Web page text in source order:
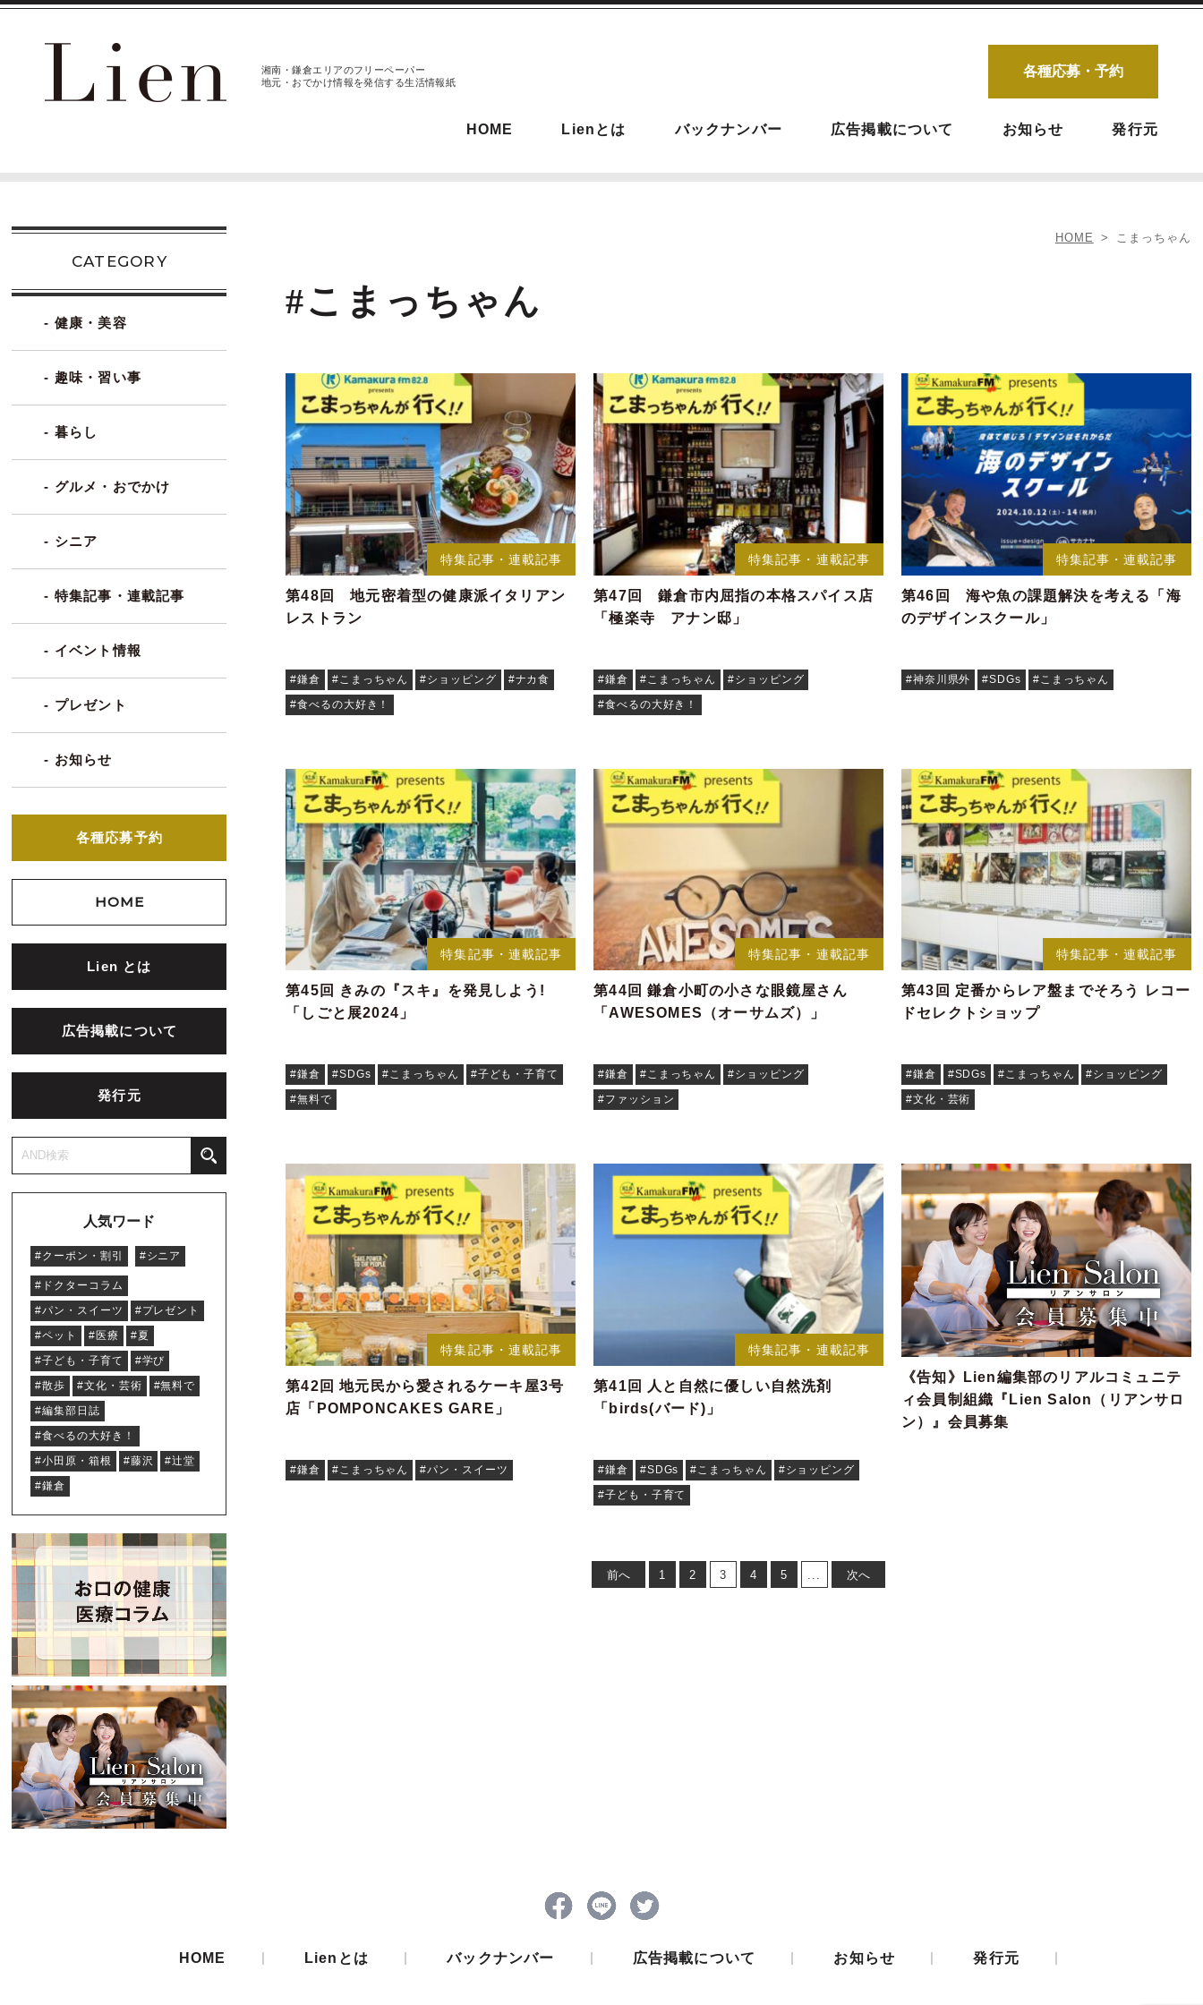
湘南・鎌倉エリアのフリーペーパー
地元・おでかけ情報を発信する生活情報紙
各種応募・予約
HOME Lienとは バックナンバー 広告掲載について お知らせ 発行元
CATEGORY
- 健康・美容
- 趣味・習い事
- 暮らし
- グルメ・おでかけ
- シニア
- 特集記事・連載記事
- イベント情報
- プレゼント
- お知らせ
各種応募予約
HOME
Lien とは
広告掲載について
発行元
人気ワード
#クーポン・割引 #シニア
#ドクターコラム
#パン・スイーツ
#プレゼント
#ペット
#医療
#夏
#子ども・子育て
#学び
#散歩
#文化・芸術
#無料で
#編集部日誌
#食べるの大好き！
#小田原・箱根
#藤沢
#辻堂
#鎌倉
HOME こまっちゃん
#こまっちゃん
特集記事・連載記事
第48回 地元密着型の健康派イタリアン
レストラン
#鎌倉 #こまっちゃん #ショッピング
#ナカ食
#食べるの大好き！
特集記事・連載記事
第47回 鎌倉市内屈指の本格スパイス店
「極楽寺 アナン邸」
#鎌倉 #こまっちゃん
#ショッピング
#食べるの大好き！
特集記事・連載記事
第46回 海や魚の課題解決を考える「海
のデザインスクール」
#神奈川県外 #SDGs #こまっちゃん
特集記事・連載記事
第45回 きみの『スキ』を発見しよう!
「しごと展2024」
#鎌倉 #SDGs #こまっちゃん
#子ども・子育て
#無料で
特集記事・連載記事
第44回 鎌倉小町の小さな眼鏡屋さん
「AWESOMES（オーサムズ）」
#鎌倉 #こまっちゃん
#ショッピング
#ファッション
特集記事・連載記事
第43回 定番からレア盤までそろう レコー
ドセレクトショップ
#鎌倉 #SDGs #こまっちゃん
#ショッピング
#文化・芸術
特集記事・連載記事
第42回 地元民から愛されるケーキ屋3号
店「POMPONCAKES GARE」
#鎌倉 #こまっちゃん #パン・スイーツ
特集記事・連載記事
第41回 人と自然に優しい自然洗剤
「birds(バード)」
#鎌倉 #SDGs #こまっちゃん
#ショッピング
#子ども・子育て
《告知》Lien編集部のリアルコミュニテ
ィ会員制組織『Lien Salon（リアンサロ
ン）』会員募集
前へ 1 2 3 4 5 次へ
HOME | Lienとは | バックナンバー | 広告掲載について | お知らせ | 発行元 |